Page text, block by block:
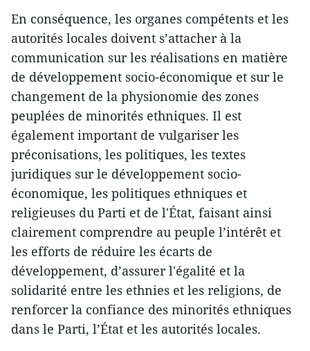
En conséquence, les organes compétents et les
autorités locales doivent s’attacher à la
communication sur les réalisations en matière
de développement socio-économique et sur le
changement de la physionomie des zones
peuplées de minorités ethniques. Il est
également important de vulgariser les
préconisations, les politiques, les textes
juridiques sur le développement socio-
économique, les politiques ethniques et
religieuses du Parti et de l'État, faisant ainsi
clairement comprendre au peuple l’intérêt et
les efforts de réduire les écarts de
développement, d’assurer l'égalité et la
solidarité entre les ethnies et les religions, de
renforcer la confiance des minorités ethniques
dans le Parti, l’État et les autorités locales.